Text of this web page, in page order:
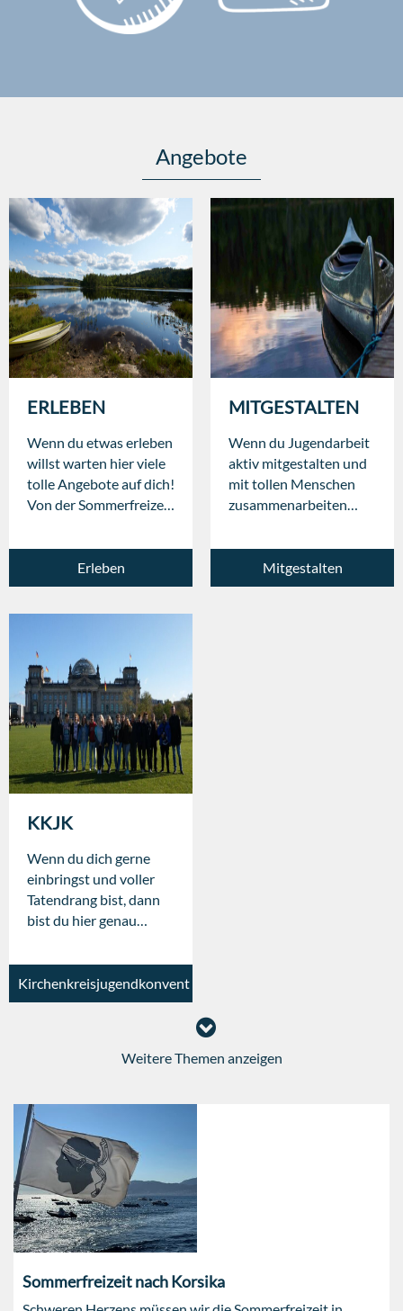
Angebote
ERLEBEN
Wenn du etwas erleben
willst warten hier viele
tolle Angebote auf dich!
Von der Sommerfreizeit
Kurs gibt es hier alles,
was das Herz begehrt.
Erleben
MITGESTALTEN
Wenn du Jugendarbeit
aktiv mitgestalten und
mit tollen Menschen
zusammenarbeiten
hier genau richtig.
Mitgestalten
KKJK
Wenn du dich gerne
einbringst und voller
Tatendrang bist, dann
bist du hier genau
Zukunft der
Jugendarbeit liegt in
unseren Händen.
Kirchenkreisjugendkonvent
Weitere Themen anzeigen
Sommerfreizeit nach Korsika